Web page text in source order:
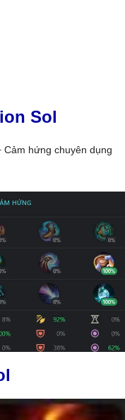
Sol
Cảm hứng chuyên dụng